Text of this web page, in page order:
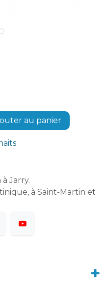
au panier
Jarry.
à Saint-Martin et